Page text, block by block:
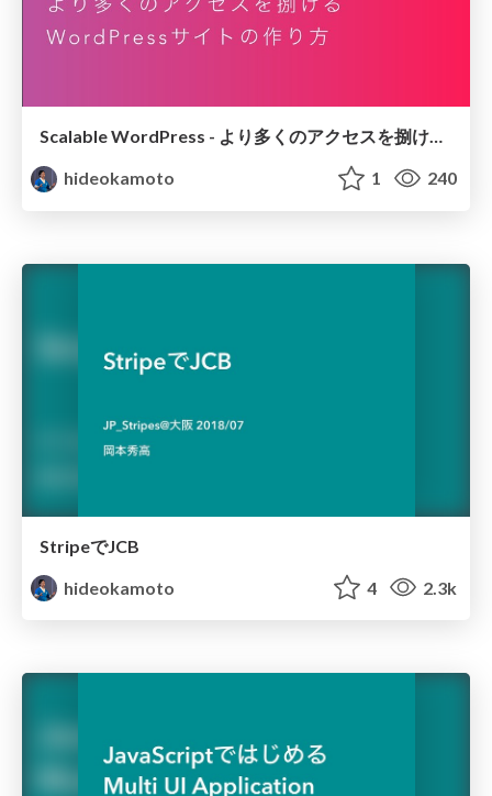
Scalable WordPress - より多くのアクセスを捌けるWordPressサイトの作り方
hideokamoto
1 240
StripeでJCB
hideokamoto
4 2.3k